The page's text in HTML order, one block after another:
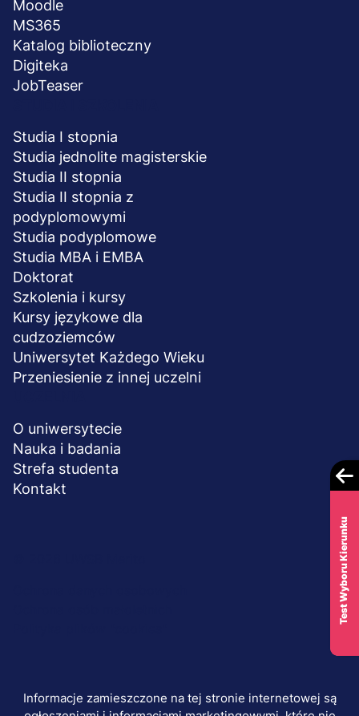
Moodle
MS365
Katalog biblioteczny
Digiteka
JobTeaser
Studia I stopnia
Studia jednolite magisterskie
Studia II stopnia
Studia II stopnia z
podyplomowymi
Studia podyplomowe
Studia MBA i EMBA
Doktorat
Szkolenia i kursy
Kursy językowe dla
cudzoziemców
Uniwersytet Każdego Wieku
Przeniesienie z innej uczelni
O uniwersytecie
Nauka i badania
Strefa studenta
Kontakt
Informacje zamieszczone na tej stronie internetowej są
Test Wyboru Kierunku